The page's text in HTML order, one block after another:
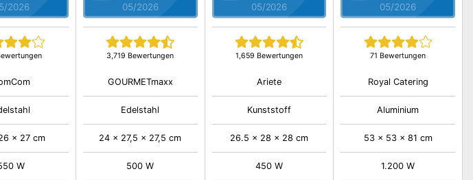
2026
x 27 cm
W
05/2026
3,719 Bewertungen
GOURMETmaxx
Edelstahl
24 x 27,5 x 27,5 cm
500 W
05/2026
1,659 Bewertungen
Ariete
Kunststoff
26.5 x 28 x 28 cm
450 W
05/2026
71 Bewertungen
Royal Catering
Aluminium
53 x 53 x 81 cm
1.200 W